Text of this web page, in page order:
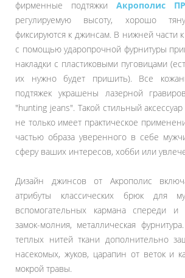
фирменные подтяжки Акрополис
регулируемую высоту, хорошо
фиксируются к джинсам. В нижней части
с помощью ударопрочной фурнитуры
накладки с пластиковыми пуговицами
их нужно будет пришить). Все
подтяжек украшены лазерной
"hunting jeans". Такой стильный
не только имеет практическое
частью образа уверенного в себе
сферу ваших интересов, хобби или
Дизайн джинсов от Акрополис
атрибуты классических брюк для
вспомогательных кармана спереди и
замок-молния, металлическая
теплых нитей ткани дополнительно
насекомых, жуков, царапин от веток и
мокрой травы.